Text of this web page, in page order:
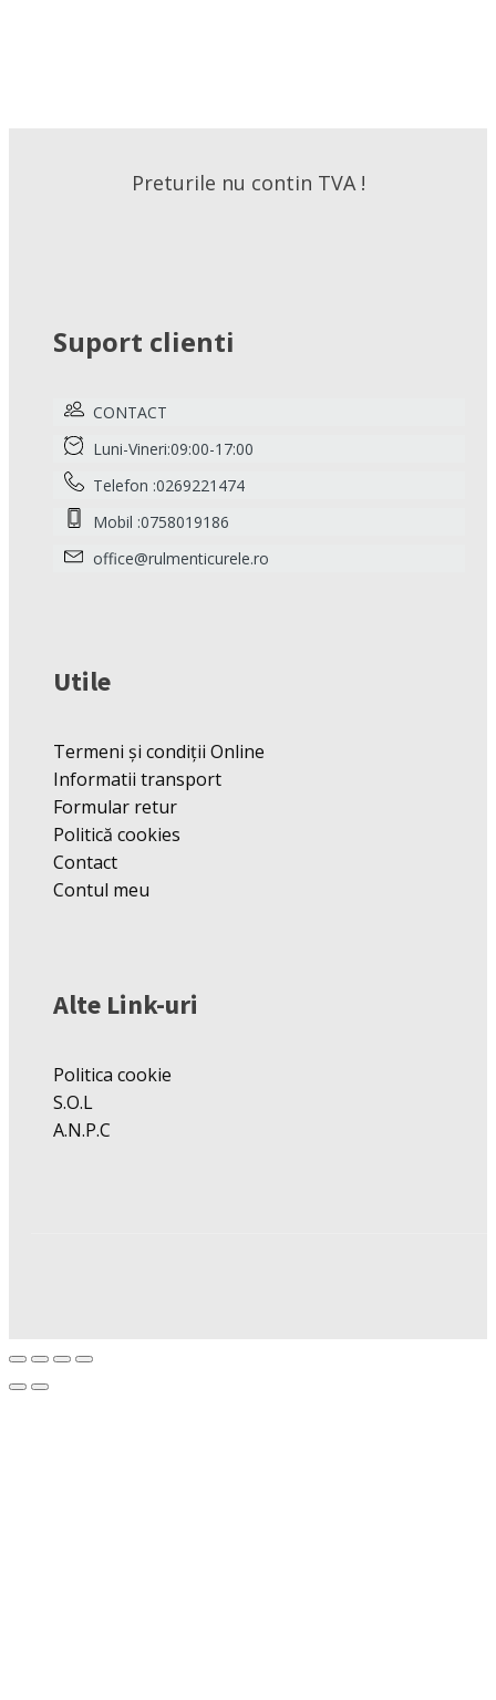
Preturile nu contin TVA !
Suport clienti
CONTACT
Luni-Vineri:09:00-17:00
Telefon :0269221474
Mobil :0758019186
office@rulmenticurele.ro
Utile
Termeni și condiții Online
Informatii transport
Formular retur
Politică cookies
Contact
Contul meu
Alte Link-uri
Politica cookie
S.O.L
A.N.P.C